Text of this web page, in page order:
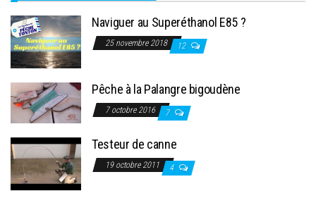
Naviguer au Superéthanol E85 ?
25 novembre 2018 12
Pêche à la Palangre bigoudène
7 octobre 2016 7
Testeur de canne
19 octobre 2011 4